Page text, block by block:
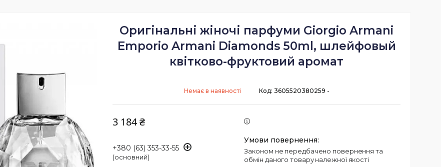
Оригінальні жіночі парфуми Giorgio Armani
Emporio Armani Diamonds 50ml, шлейфовый
квітково-фруктовий аромат
Немає в наявності Код: 3605520380259 -
3 184 ₴
+380 (63) 353-33-55
(основний)
Законом не передбачено повернення та
обмін даного товару належної якості